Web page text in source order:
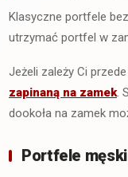
Klasyczne portfele
utrzymać portfel w
Jeżeli zależy Ci
zapinaną na zamek.
dookoła na zamek
Portfele